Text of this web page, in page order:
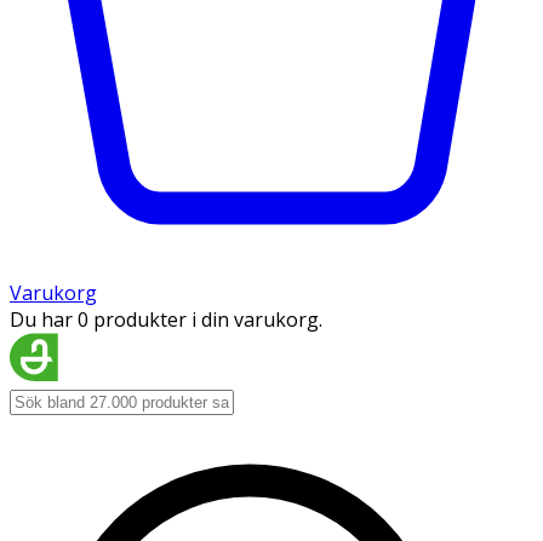
Varukorg
Du har 0 produkter i din varukorg.